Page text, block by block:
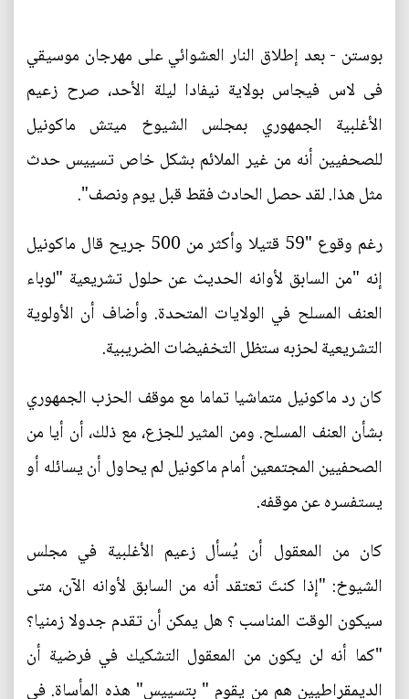
بوستن - بعد إطلاق النار العشوائي على مهرجان موسيقي
فى لاس فيجاس بولاية نيفادا ليلة الأحد، صرح زعيم
الأغلبية الجمهوري بمجلس الشيوخ ميتش ماكونيل
للصحفيين أنه من غير الملائم بشكل خاص تسييس حدث
مثل هذا. لقد حصل الحادث فقط قبل يوم ونصف".
رغم وقوع "59 قتيلا وأكثر من 500 جريح قال ماكونيل
إنه "من السابق لأوانه الحديث عن حلول تشريعية "لوباء
العنف المسلح في الولايات المتحدة. وأضاف أن الأولوية
التشريعية لحزبه ستظل التخفيضات الضريبية.
كان رد ماكونيل متماشيا تماما مع موقف الحزب الجمهوري
بشأن العنف المسلح. ومن المثير للجزع، مع ذلك، أن أيا من
الصحفيين المجتمعين أمام ماكونيل لم يحاول أن يسائله أو
يستفسره عن موقفه.
كان من المعقول أن يُسأل زعيم الأغلبية في مجلس
الشيوخ: "إذا كنتَ تعتقد أنه من السابق لأوانه الآن، متى
سيكون الوقت المناسب ؟ هل يمكن أن تقدم جدولا زمنيا؟
"كما أنه لن يكون من المعقول التشكيك في فرضية أن
الديمقراطيين هم من يقوم " بتسييس" هذه المأساة. في